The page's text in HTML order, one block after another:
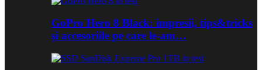
GoPro Hero 8 Black: impresii, tips&tricks
și accesoriile pe care le-am…